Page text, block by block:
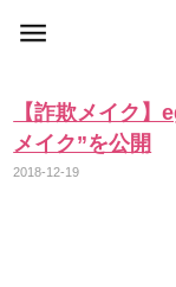
【詐欺メイク
メイク”を公開
2018-12-19